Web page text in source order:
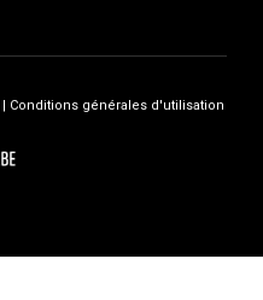
Conditions générales d'utilisation